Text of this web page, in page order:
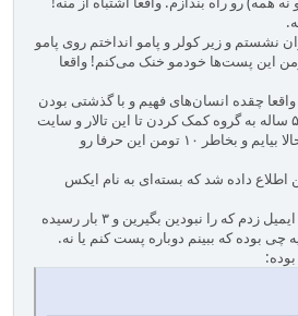
و زیر کولر و پامو انداختم روی پامو
تومن دو تومن این پست‌ها خودمو خنک می‌کنم! واقعا
چقده انسان‌های فهیم و با گذشتی بودن
اون حدود ۲۰ نفر که در این ۵ ساله به گروه کمک کردن تا این تالار و سایت
و هاست و ... سر پا بمونه. حالا بیایم و بخاطر ۱۰ تومن این حرفا رو
به من اطلاع داده شد که بسته‌ای به نام ایکس
همون فردا صبحش بهشون ایمیل زدم که را نبودین بگیرین و ۳ بار رسیده
بوده که ببینم دوباره پست کنم یا نه.